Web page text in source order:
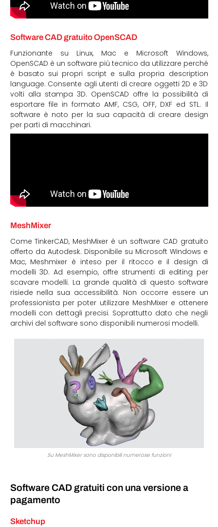
Software CAD gratuito OpenSCAD
Funzionante su Linux, Mac e Microsoft Windows,
OpenSCAD è un software più tecnico da utilizzare perché
è basato sui propri script e sulla propria description
language. Consente agli utenti di creare oggetti 2D e 3D
volti alla stampa 3D. OpenSCAD offre la possibilità di
esportare file in formato AMF, CSG, OFF, DXF ed STL. Il
software è noto per la sua capacità di creare design
per parti di macchinari.
MeshMixer
Come TinkerCAD, MeshMixer è un software CAD gratuito
offerto da Autodesk. Disponibile su Microsoft Windows e
Mac, Meshmixer è inteso per il ritocco e il design di
modelli 3D. Ad esempio, offre strumenti di editing per
scavare modelli. La grande qualità di questo software
risiede nella sua accessibilità. Non occorre essere un
professionista per poter utilizzare MeshMixer e ottenere
modelli con dettagli precisi. Soprattutto dato che negli
archivi del software sono disponibili numerosi modelli.
Su MeshMixer sono disponibili numerose funzioni
Software CAD gratuiti con una versione a
pagamento
Sketchup